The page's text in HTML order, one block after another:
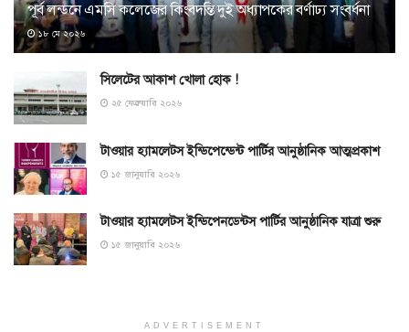
পূর্ব লন্ডনে এমসি কলেজের কিংবদন্তি দুই অধ্যাপকের বর্ণাঢ্য সংবর্ধনা
১৮ মে ২০২৬
সিলেটের আকাশ খোলা হোক !
২৫ ফেব্রুয়ারি ২০২৬
টাওয়ার হ্যামলেটস ইন্ডিপেন্ডেন্ট পার্টির আনুষ্ঠানিক আত্মপ্রকাশ
১৫ জানুয়ারি ২০২৬
টাওয়ার হ্যামলেটস ইন্ডিপেনডেন্টস পার্টির আনুষ্ঠানিক যাত্রা শুরু
১৫ জানুয়ারি ২০২৬
ADVERTISEMENT